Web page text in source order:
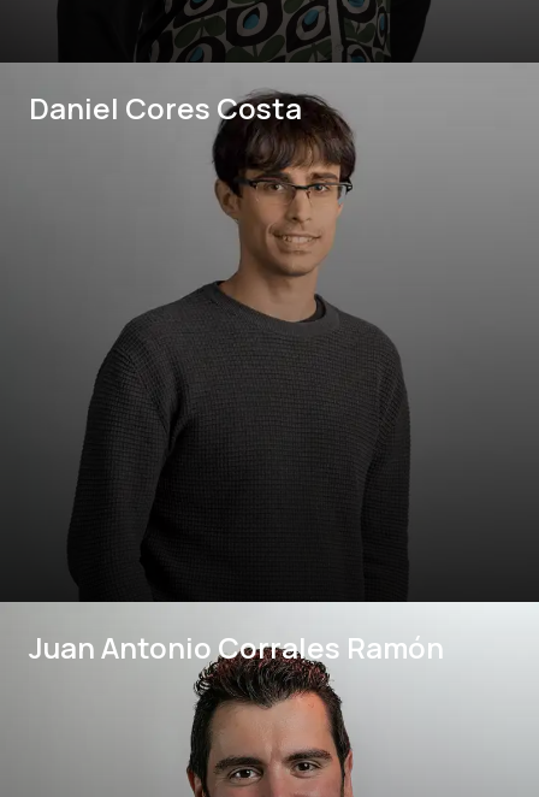
Daniel Cores Costa
Juan Antonio Corrales Ramón